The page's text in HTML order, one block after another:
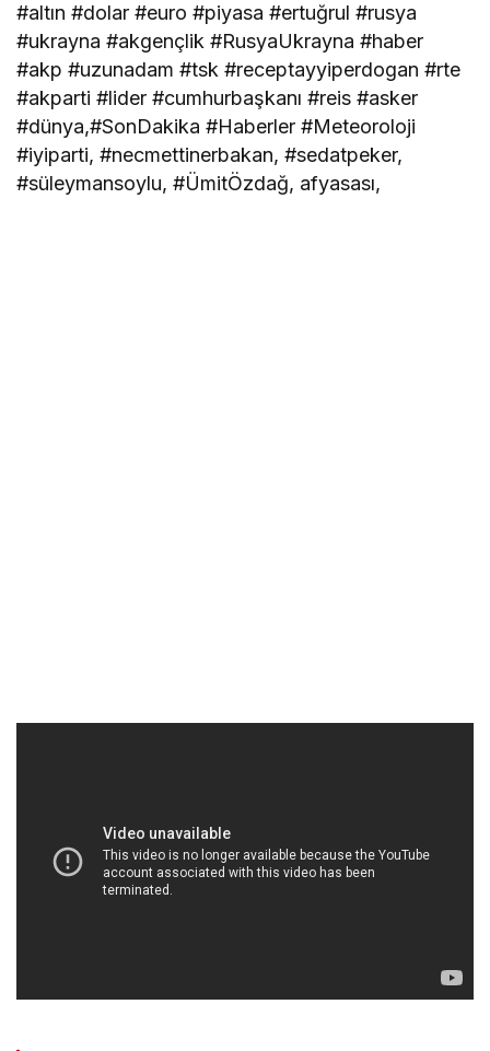
#altın #dolar #euro #piyasa #ertuğrul #rusya
#ukrayna #akgençlik #RusyaUkrayna #haber
#akp #uzunadam #tsk #receptayyiperdogan #rte
#akparti #lider #cumhurbaşkanı #reis #asker
#dünya,#SonDakika #Haberler #Meteoroloji
#iyiparti, #necmettinerbakan, #sedatpeker,
#süleymansoylu, #ÜmitÖzdağ, afyasası,